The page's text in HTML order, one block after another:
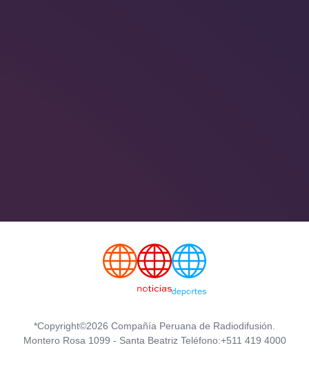
*Copyright©2026 Compañía Peruana de Radiodifusión.
Montero Rosa 1099 - Santa Beatriz Teléfono:+511 419 4000